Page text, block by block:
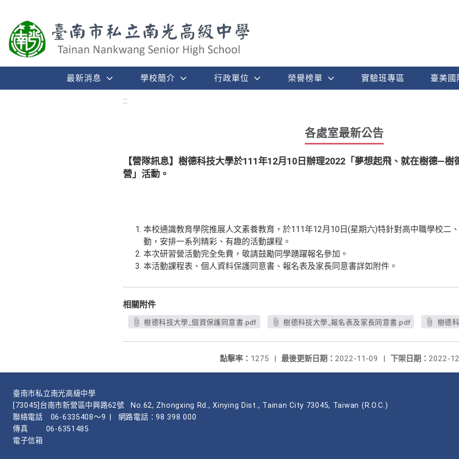
最新消息 學校簡介 行政單位 榮譽榜單 實驗班專區 臺美國
:::
各處室最新公告
【營隊訊息】樹德科技大學於111年12月10日辦理2022「夢想起飛、就在樹德—樹
營」活動。
本校通識教育學院推展人文素養教育，於111年12月10日(星期六)特針對高中職學校二
動，安排一系列精彩、有趣的活動課程。
本次研習營活動完全免費，敬請鼓勵同學踴躍報名參加。
本活動課程表、個人資料保護同意書、報名表及家長同意書詳如附件。
相關附件
樹德科技大學_個資保護同意書.pdf 樹德科技大學_報名表及家長同意書.pdf 樹德
下架日期： 2022-
最後更新日期： 2022-11-09 |
點擊率： 1275 |
臺南市私立南光高級中學
[73045]台南市新營區中興路62號
No.62, Zhongxing Rd., Xinying Dist., Tainan City 73045, Taiwan (R.O.C.)
聯絡電話
06-6335408～9
網路電話：98 398 000
傳真
06-6351485
電子信箱